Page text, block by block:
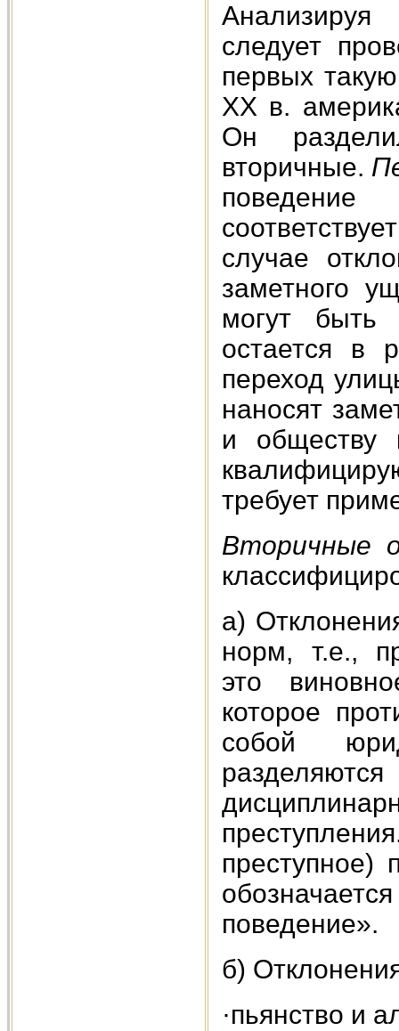
следует
первых
XX в.
Он
вторичные.
случае
заметного
могут быть
остается в
переход
наносят
и обществу
требует
Вторичные
а)
норм, т.е.,
это
которое
собой
преступное)
поведение».
б)
·пьянство и